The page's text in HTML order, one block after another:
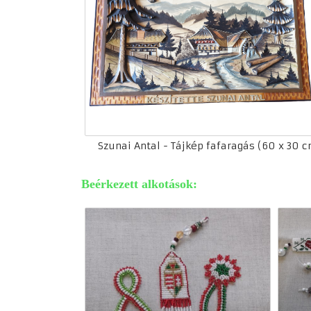
Szunai Antal - Tájkép fafaragás (60 x 30
Beérkezett alkotások: